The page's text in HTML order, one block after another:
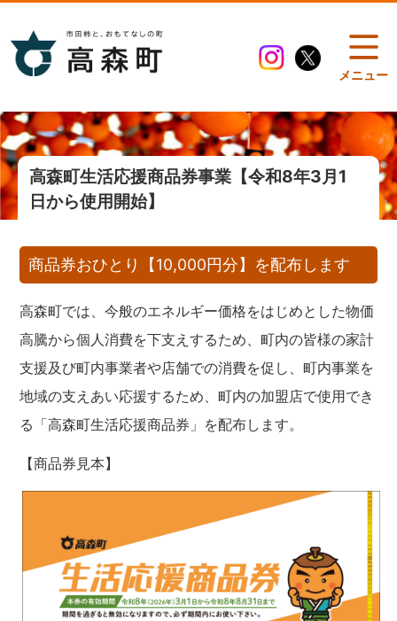
メニュー
高森町生活応援商品券事業【令和8年3月1
日から使用開始】
商品券おひとり【10,000円分】を配布します
高森町では、今般のエネルギー価格をはじめとした物価
高騰から個人消費を下支えするため、町内の皆様の家計
支援及び町内事業者や店舗での消費を促し、町内事業を
地域の支えあい応援するため、町内の加盟店で使用でき
る「高森町生活応援商品券」を配布します。
【商品券見本】